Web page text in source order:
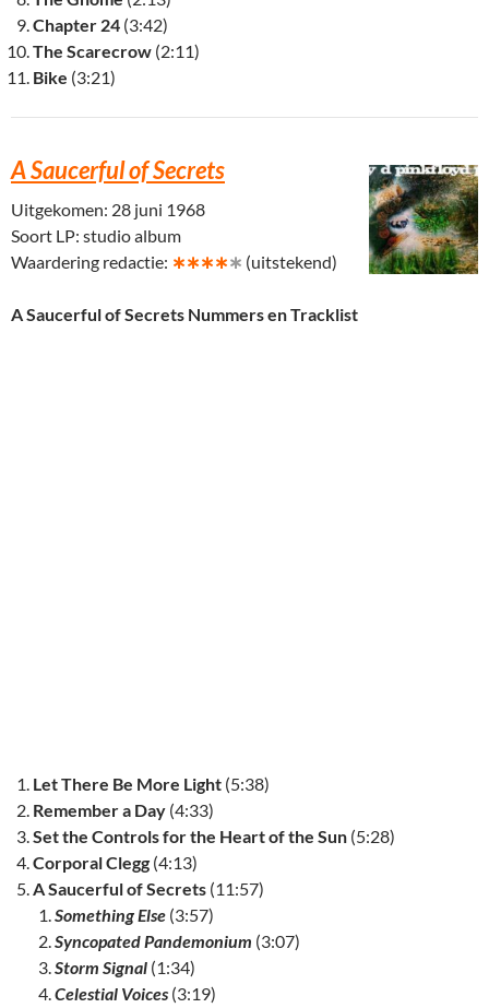
Chapter 24 (3:42)
The Scarecrow (2:11)
Bike (3:21)
A Saucerful of Secrets
Uitgekomen: 28 juni 1968
Soort LP: studio album
Waardering redactie: ∗∗∗∗∗ (uitstekend)
A Saucerful of Secrets Nummers en Tracklist
Let There Be More Light (5:38)
Remember a Day (4:33)
Set the Controls for the Heart of the Sun (5:28)
Corporal Clegg (4:13)
A Saucerful of Secrets (11:57)
Something Else (3:57)
Syncopated Pandemonium (3:07)
Storm Signal (1:34)
Celestial Voices (3:19)